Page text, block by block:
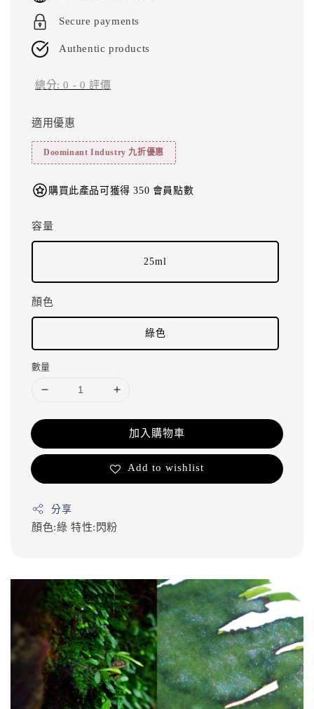
Secure payments
Authentic products
總分:0 - 0 評價
適用優惠
Doominant Industry 九折優惠
購買此產品可獲得 350 會員點數
容量
25ml
顏色
綠色
數量
加入購物車
Add to wishlist
分享
顏色:綠 特性:閃粉